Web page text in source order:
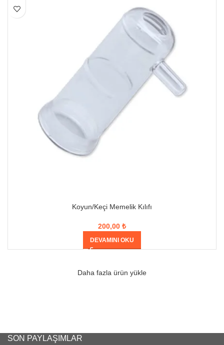
Koyun/Keçi Memelik Kılıfı
200,00 ₺
DEVAMINI OKU
Daha fazla ürün yükle
SON PAYLAŞIMLAR